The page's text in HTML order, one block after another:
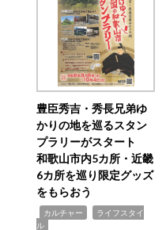
豊臣秀吉・秀長兄弟ゆ
かりの地を巡るスタン
プラリーがスタート
和歌山市内5カ所・近畿
6カ所を巡り限定グッズ
をもらおう
カルチャー
ライフスタイ
ル